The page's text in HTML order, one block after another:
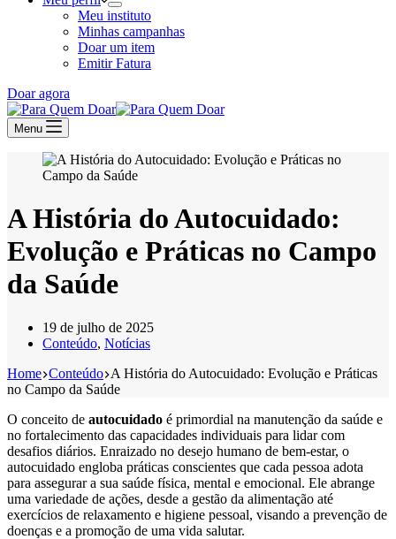
Meu instituto
Minhas campanhas
Doar um item
Emitir Fatura
Doar agora
Menu
A História do Autocuidado:
Evolução e Práticas no Campo
da Saúde
19 de julho de 2025
Conteúdo, Notícias
Home Conteúdo A História do Autocuidado: Evolução e Práticas
no Campo da Saúde
O conceito de autocuidado é primordial na manutenção da saúde e
no fortalecimento das capacidades individuais para lidar com
desafios diários. Enraizado no desejo humano de bem-estar, o
autocuidado engloba práticas conscientes que cada pessoa adota
para assegurar a sua saúde física, mental e emocional. Ele abrange
uma variedade de ações, desde a gestão da alimentação até
exercícios de relaxamento e higiene pessoal, visando a prevenção de
doenças e a promoção de uma vida salutar.